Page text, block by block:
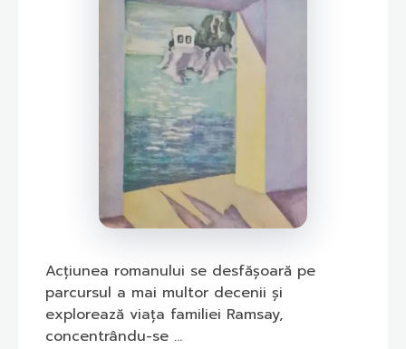
Acțiunea romanului se desfășoară pe
parcursul a mai multor decenii și
explorează viața familiei Ramsay,
concentrându-se ...